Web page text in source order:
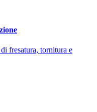
fresatura, tornitura e